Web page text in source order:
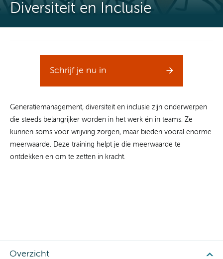
Diversiteit en Inclusie
Schrijf je nu in
Generatiemanagement, diversiteit en inclusie zijn onderwerpen
die steeds belangrijker worden in het werk én in teams. Ze
kunnen soms voor wrijving zorgen, maar bieden vooral enorme
meerwaarde. Deze training helpt je die meerwaarde te
ontdekken en om te zetten in kracht.
Overzicht